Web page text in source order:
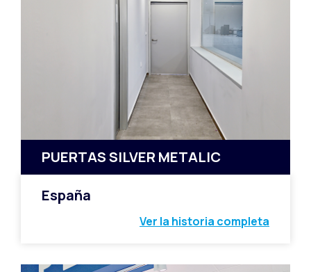
PUERTAS SILVER METALIC
España
Ver la historia completa